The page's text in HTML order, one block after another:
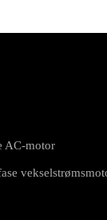
AC-motor